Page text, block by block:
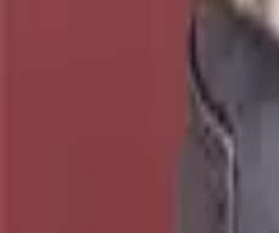
Die Artikel in deinem Warenkorb
WIR BRINGEN DICH ZUM
Jetzt zum Newsletter anmelden